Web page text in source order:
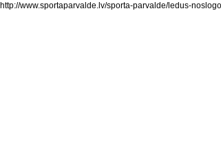
http://www.sportaparvalde.lv/sporta-parvalde/ledus-